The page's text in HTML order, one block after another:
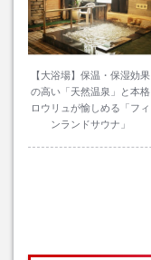
【大浴場】保温・保湿効果
の高い「天然温泉」と本格
ロウリュが愉しめる「フィ
ンランドサウナ」